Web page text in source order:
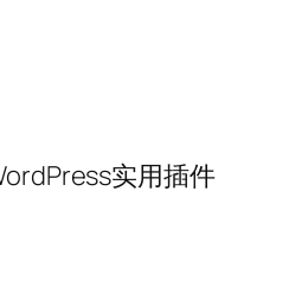
实用插件